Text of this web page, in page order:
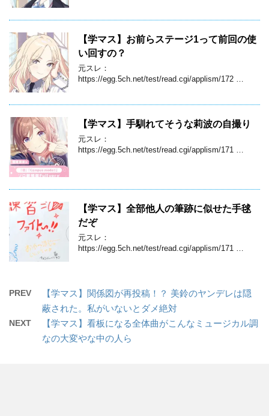
【学マス】お前らステージ1って前回の使
い回すの？
元スレ：
https://egg.5ch.net/test/read.cgi/applism/172 …
【学マス】手馴れてそうな莉波の自撮り
元スレ：
https://egg.5ch.net/test/read.cgi/applism/171 …
【学マス】全部他人の筆跡に似せた手毬
だぞ
元スレ：
https://egg.5ch.net/test/read.cgi/applism/171 …
PREV
【学マス】関係図が再投稿！？ 美鈴のヤンデレは隠
蔽された。私がいないとダメ絶対
NEXT
【学マス】看板になる全体曲がこんなミュージカル調
なの大変やな中の人ら